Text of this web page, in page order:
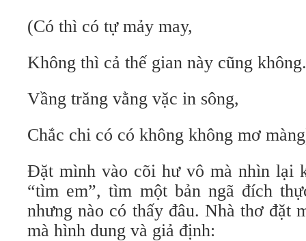
(Có thì có tự mảy may,
Không thì cả thế gian này cũng không.
Vầng trăng vằng vặc in sông,
Chắc chi có có không không mơ
Đặt mình vào cõi hư vô mà nhìn lại
“tìm em”, tìm một bản ngã đích
nhưng nào có thấy đâu. Nhà thơ đặt
mà hình dung và giả định: